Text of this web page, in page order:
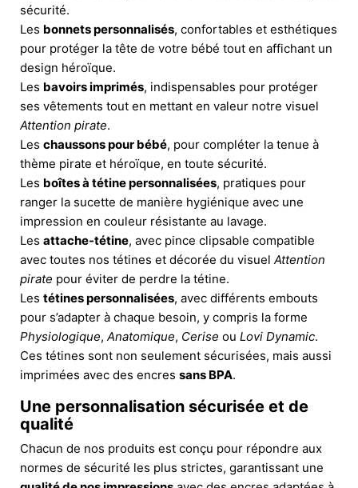
sécurité.
Les bonnets personnalisés, confortables et esthétiques
pour protéger la tête de votre bébé tout en affichant un
design héroïque.
Les bavoirs imprimés, indispensables pour protéger
ses vêtements tout en mettant en valeur notre visuel
Attention pirate.
Les chaussons pour bébé, pour compléter la tenue à
thème pirate et héroïque, en toute sécurité.
Les boîtes à tétine personnalisées, pratiques pour
ranger la sucette de manière hygiénique avec une
impression en couleur résistante au lavage.
Les attache-tétine, avec pince clipsable compatible
avec toutes nos tétines et décorée du visuel Attention
pirate pour éviter de perdre la tétine.
Les tétines personnalisées, avec différents embouts
pour s’adapter à chaque besoin, y compris la forme
Physiologique, Anatomique, Cerise ou Lovi Dynamic.
Ces tétines sont non seulement sécurisées, mais aussi
imprimées avec des encres sans BPA.
Une personnalisation sécurisée et de
qualité
Chacun de nos produits est conçu pour répondre aux
normes de sécurité les plus strictes, garantissant une